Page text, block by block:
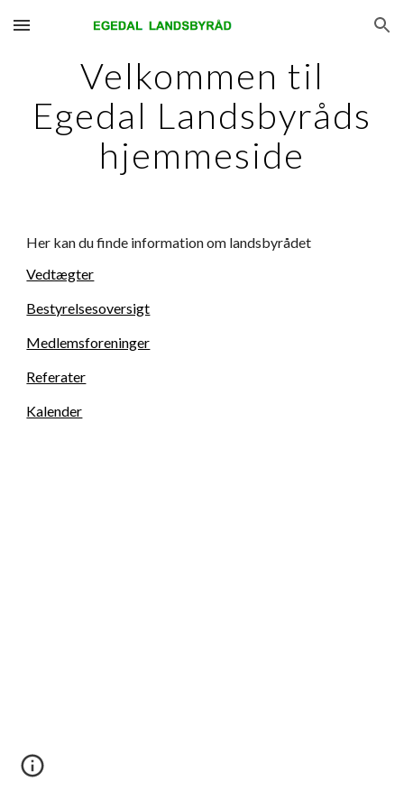
Skip to main content Skip to navigation
Velkommen til
Egedal Landsbyråds
hjemmeside
Her kan du finde information om landsbyrådet
Vedtægter
Bestyrelsesoversigt
Medlemsforeninger
Referater
Kalender